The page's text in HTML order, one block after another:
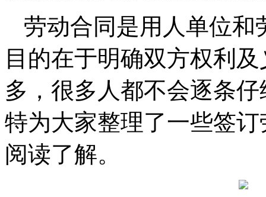
劳动合同是用人单位和
目的在于明确双方权利
多，很多人都不会逐条
特为大家整理了一些签
阅读了解。